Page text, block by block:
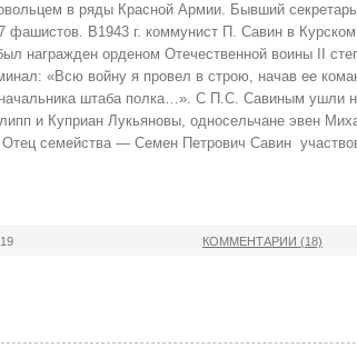
в ряды Красной Армии. Бывший секретарь
В1943 г. коммунист П. Савин в
награжден орденом Отечественной воины II
«Всю войну я провел в строю, начав ее
штаба полка…». С П.С. Савиным ушли
и Куприан Лукьяновы, односельчане эвен
семейства — Семен Петрович Савин
КОММЕНТАРИИ (18)